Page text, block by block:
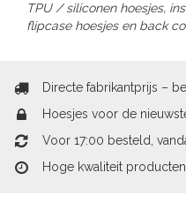
TPU / siliconen hoesjes,
flipcase hoesjes en back
Directe fabrikantprijs –
Hoesjes voor de
Voor 17:00 besteld,
Hoge kwaliteit producten